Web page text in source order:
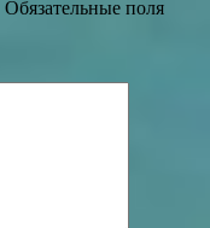
Обязательные поля